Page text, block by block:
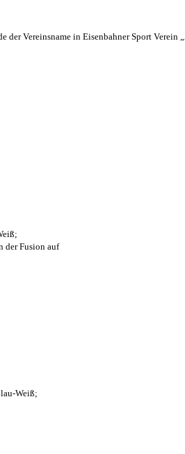
der Vereinsname in Eisenbahner Sport Verein
der Fusion auf
Weiß;